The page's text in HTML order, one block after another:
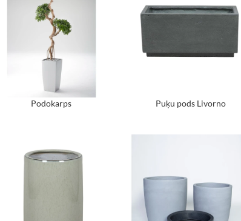
Podokarps Puķu pods Livorno